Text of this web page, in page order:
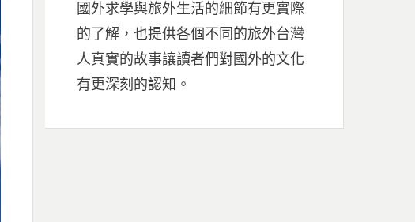
國外求學與旅外生活的細節有更實際
的了解，也提供各個不同的旅外台灣
人真實的故事讓讀者們對國外的文化
有更深刻的認知。